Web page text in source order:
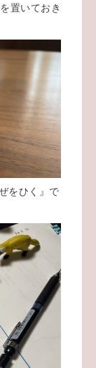
置いておき
をひく』で